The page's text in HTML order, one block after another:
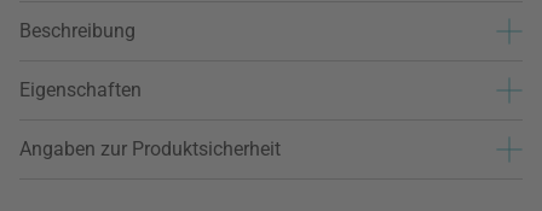
Beschreibung
Eigenschaften
Angaben zur Produktsicherheit